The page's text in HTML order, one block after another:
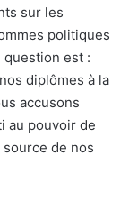
sur les
politiques
est :
diplômes à la
accusons
au pouvoir de
de nos